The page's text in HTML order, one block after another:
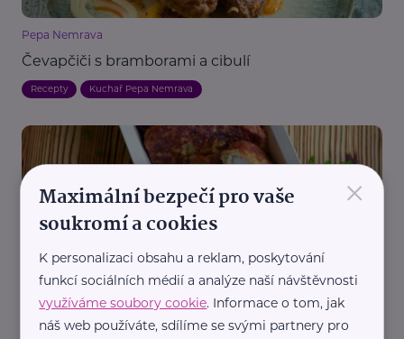
Pepa Nemrava
Čevapčiči s bramborami a cibulí
Recepty Kuchař Pepa Nemrava
Pepa Nemrava
Kuřecí rarášci, aneb jak dostat maso do dětí
Kuchař Pepa Nemrava Recepty
×
Maximální bezpečí pro vaše
soukromí a cookies
K personalizaci obsahu a reklam, poskytování
funkcí sociálních médií a analýze naší návštěvnosti
využíváme soubory cookie. Informace o tom, jak
náš web používáte, sdílíme se svými partnery pro